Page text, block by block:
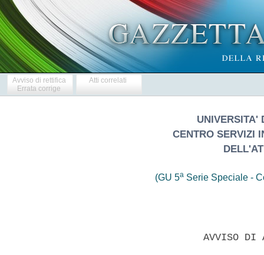
Avviso di rettifica
Errata corrige
Atti correlati
UNIVERSITA'
CENTRO SERVIZI
(GU 5a Serie Speciale -
AVVISO